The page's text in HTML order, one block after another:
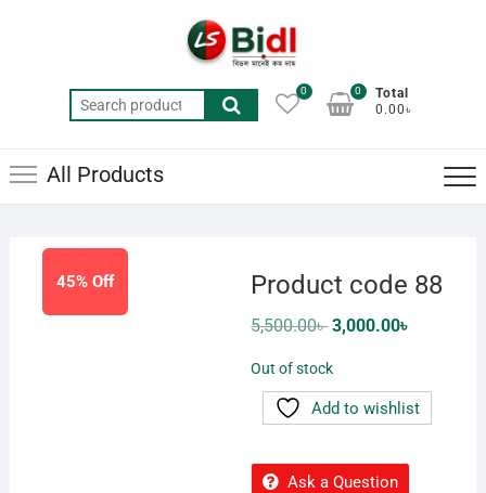
Search
for:
0
Total
0.00৳
0
All Products
45% Off Product code 88
5,500.00৳Original
price
5,500.00৳ .
3,000.00৳
Out of stock
Add to wishlist
Ask a Question